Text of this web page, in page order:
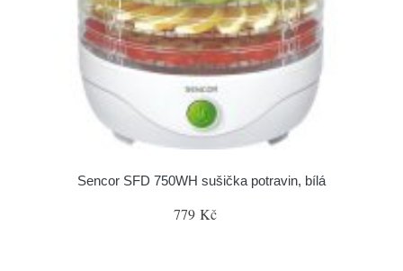
Sencor SFD 750WH sušička potravin, bílá
779 Kč